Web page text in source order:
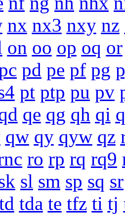
nx nx3 nxy nz
on oo op oq or
pd pe pf pg
pt ptp pu pv
qe qg qh qi
qw qy qyw qz
ro rp rq rq9
sl sm sp sq sr
tda te tfz ti tj